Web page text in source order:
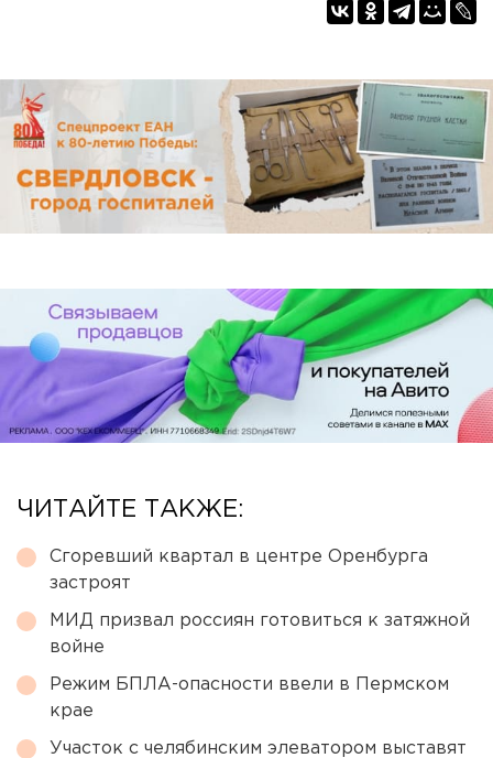
ЧИТАЙТЕ ТАКЖЕ:
Сгоревший квартал в центре Оренбурга
застроят
МИД призвал россиян готовиться к затяжной
войне
Режим БПЛА-опасности ввели в Пермском
крае
Участок с челябинским элеватором выставят